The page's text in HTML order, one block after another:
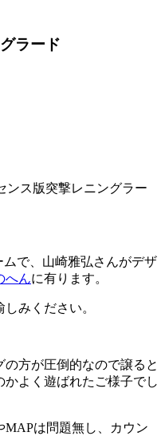
ラード
ンス版突撃レニングラー
で、山崎雅弘さんがデザ
へんに有ります。
みください。
方が圧倒的なので譲ると
かよく遊ばれたご様子でし
は問題無し、カウン